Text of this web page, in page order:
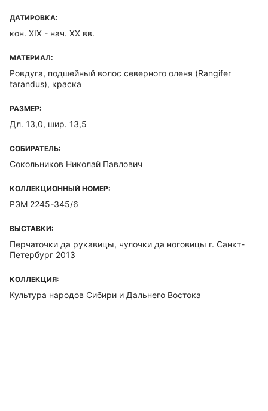
ДАТИРОВКА:
кон. ХIХ - нач. ХХ вв.
МАТЕРИАЛ:
Ровдуга, подшейный волос северного оленя (Rangifer
tarandus), краска
РАЗМЕР:
Дл. 13,0, шир. 13,5
СОБИРАТЕЛЬ:
Сокольников Николай Павлович
КОЛЛЕКЦИОННЫЙ НОМЕР:
РЭМ 2245-345/6
ВЫСТАВКИ:
Перчаточки да рукавицы, чулочки да ноговицы г. Санкт-
Петербург 2013
КОЛЛЕКЦИЯ:
Культура народов Сибири и Дальнего Востока